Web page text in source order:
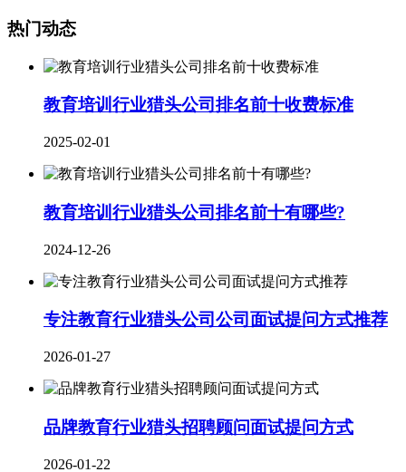
热门动态
教育培训行业猎头公司排名前十收费标准
2025-02-01
教育培训行业猎头公司排名前十有哪些?
2024-12-26
专注教育行业猎头公司公司面试提问方式推荐
2026-01-27
品牌教育行业​猎头招聘顾问面试提问方式
2026-01-22